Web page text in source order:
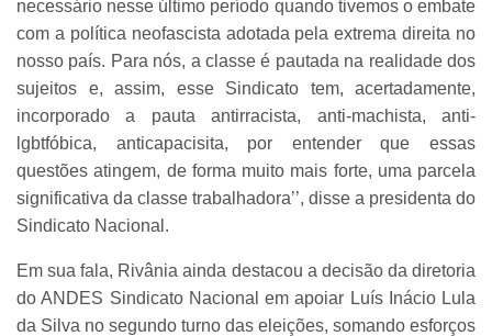
necessário nesse último período quando tivemos o embate
com a política neofascista adotada pela extrema direita no
nosso país. Para nós, a classe é pautada na realidade dos
sujeitos e, assim, esse Sindicato tem, acertadamente,
incorporado a pauta antirracista, anti-machista, anti-
lgbtfóbica, anticapacisita, por entender que essas
questões atingem, de forma muito mais forte, uma parcela
significativa da classe trabalhadora’’, disse a presidenta do
Sindicato Nacional.
Em sua fala, Rivânia ainda destacou a decisão da diretoria
do ANDES Sindicato Nacional em apoiar Luís Inácio Lula
da Silva no segundo turno das eleições, somando esforços